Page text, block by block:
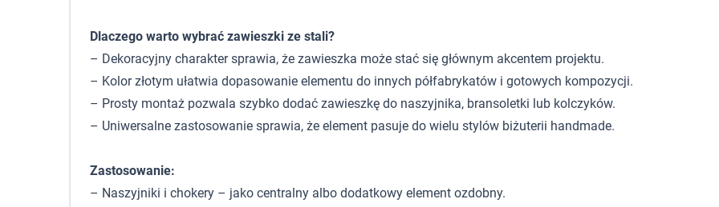
Dlaczego warto wybrać zawieszki ze stali?
– Dekoracyjny charakter sprawia, że zawieszka może stać się głównym akcentem projektu.
– Kolor złotym ułatwia dopasowanie elementu do innych półfabrykatów i gotowych kompozycji.
– Prosty montaż pozwala szybko dodać zawieszkę do naszyjnika, bransoletki lub kolczyków.
– Uniwersalne zastosowanie sprawia, że element pasuje do wielu stylów biżuterii handmade.
Zastosowanie:
– Naszyjniki i chokery – jako centralny albo dodatkowy element ozdobny.